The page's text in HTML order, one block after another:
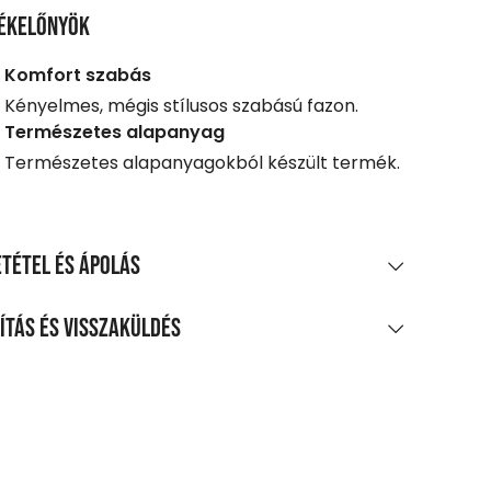
Komfort szabás
Kényelmes, mégis stílusos szabású fazon.
Természetes alapanyag
Természetes alapanyagokból készült termék.
és ápolás
és visszaküldés